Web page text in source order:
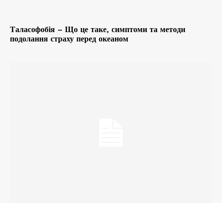
Таласофобія – Що це таке, симптоми та методи
подолання страху перед океаном